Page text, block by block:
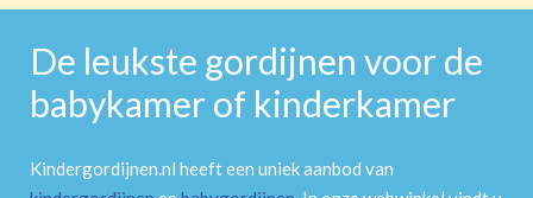
De leukste gordijnen voor de
babykamer of kinderkamer
Kindergordijnen.nl heeft een uniek aanbod van